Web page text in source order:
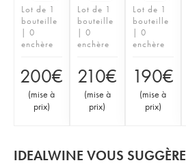
Lot de 1
bouteille
| 0
enchère
200€
(mise à
prix)
Lot de 1
bouteille
| 0
enchère
210€
(mise à
prix)
Lot de 1
bouteille
| 0
enchère
190€
(mise à
prix)
IDEALWINE VOUS SUGGÈRE